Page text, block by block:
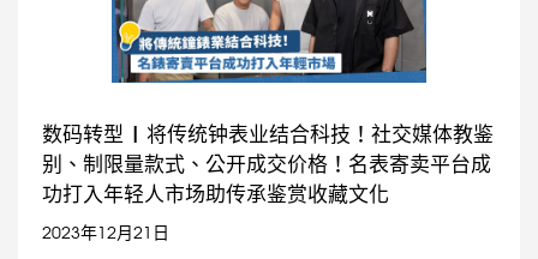
数码转型 | 将传统钟表业结合科技！社交媒体教鉴
别、制限量款式、公开成交价格！名表寄卖平台成
功打入年轻人市场助传承鉴赏收藏文化
2023年12月21日